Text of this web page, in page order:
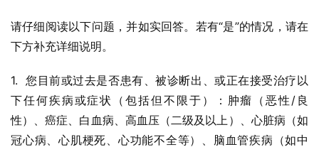
请仔细阅读以下问题，并如实回答。若有“是”的情况，请在
下方补充详细说明。
1.  您目前或过去是否患有、被诊断出、或正在接受治疗以
下任何疾病或症状（包括但不限于）：肿瘤（恶性/良
性）、癌症、白血病、高血压（二级及以上）、心脏病（如
冠心病、心肌梗死、心功能不全等）、脑血管疾病（如中